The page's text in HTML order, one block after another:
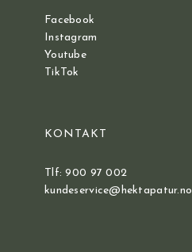
Facebook
Instagram
Youtube
TikTok
KONTAKT
Tlf: 900 97 002
kundeservice@hektapatur.no